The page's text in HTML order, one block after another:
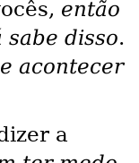
então
sabe disso.
acontecer
a